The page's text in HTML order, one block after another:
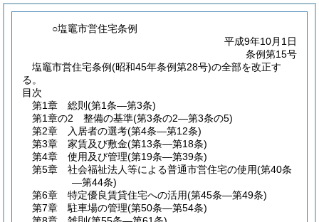
○塩竈市営住宅条例
平成9年10月1日
条例第15号
塩竈市営住宅条例(昭和45年条例第28号)の全部を改正す
る。
目次
第1章
総則 (第1条―第3条)
第1章の2
整備の基準(第3条の2―第3条の5)
第2章
入居者の選考(第4条―第12条)
第3章
家賃及び敷金(第13条―第18条)
第4章
使用及び管理(第19条―第39条)
第5章
社会福祉法人等による普通市営住宅の使用(第40条
―第44条)
第6章
特定優良賃貸住宅への活用(第45条―第49条)
第7章
駐車場の管理(第50条―第54条)